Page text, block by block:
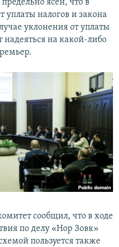
ясен, что в
налогов и закона
уклонения от уплаты
на какой-либо
сообщил, что в ходе
по делу «Нор Зовк»
пользуется также